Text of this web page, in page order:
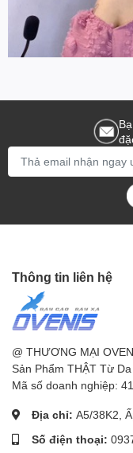
Thông tin liên hệ
@ THƯƠNG MẠI
Sản Phẩm THẬT Từ
Mã số doanh nghiệp:
Địa chỉ: A5/38K2,
Số điện thoại: